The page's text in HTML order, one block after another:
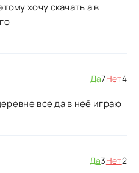
хочу скачать а в
Да7Нет4
все да в неё играю
Да3Нет2